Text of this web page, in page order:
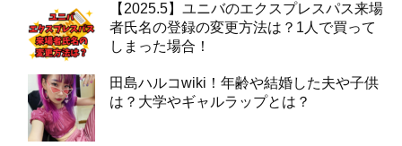
【2025.5】ユニバのエクスプレスパス来場
者氏名の登録の変更方法は？1人で買って
しまった場合！
田島ハルコwiki！年齢や結婚した夫や子供
は？大学やギャルラップとは？